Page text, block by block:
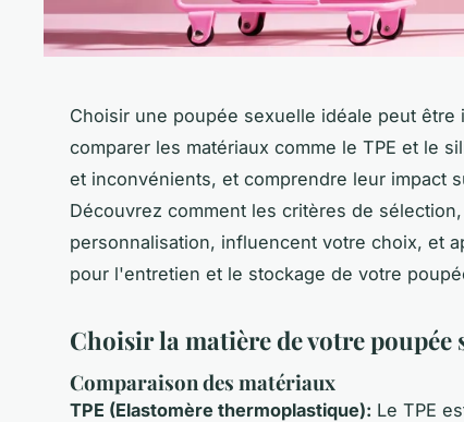
Choisir une poupée sexuelle idéale peut être
comparer les matériaux comme le TPE et le
et inconvénients, et comprendre leur impact
Découvrez comment les critères de
personnalisation, influencent votre choix, et
pour l'entretien et le stockage de votre
Choisir la matière de votre poupée
Comparaison des matériaux
TPE (Elastomère thermoplastique): Le TPE